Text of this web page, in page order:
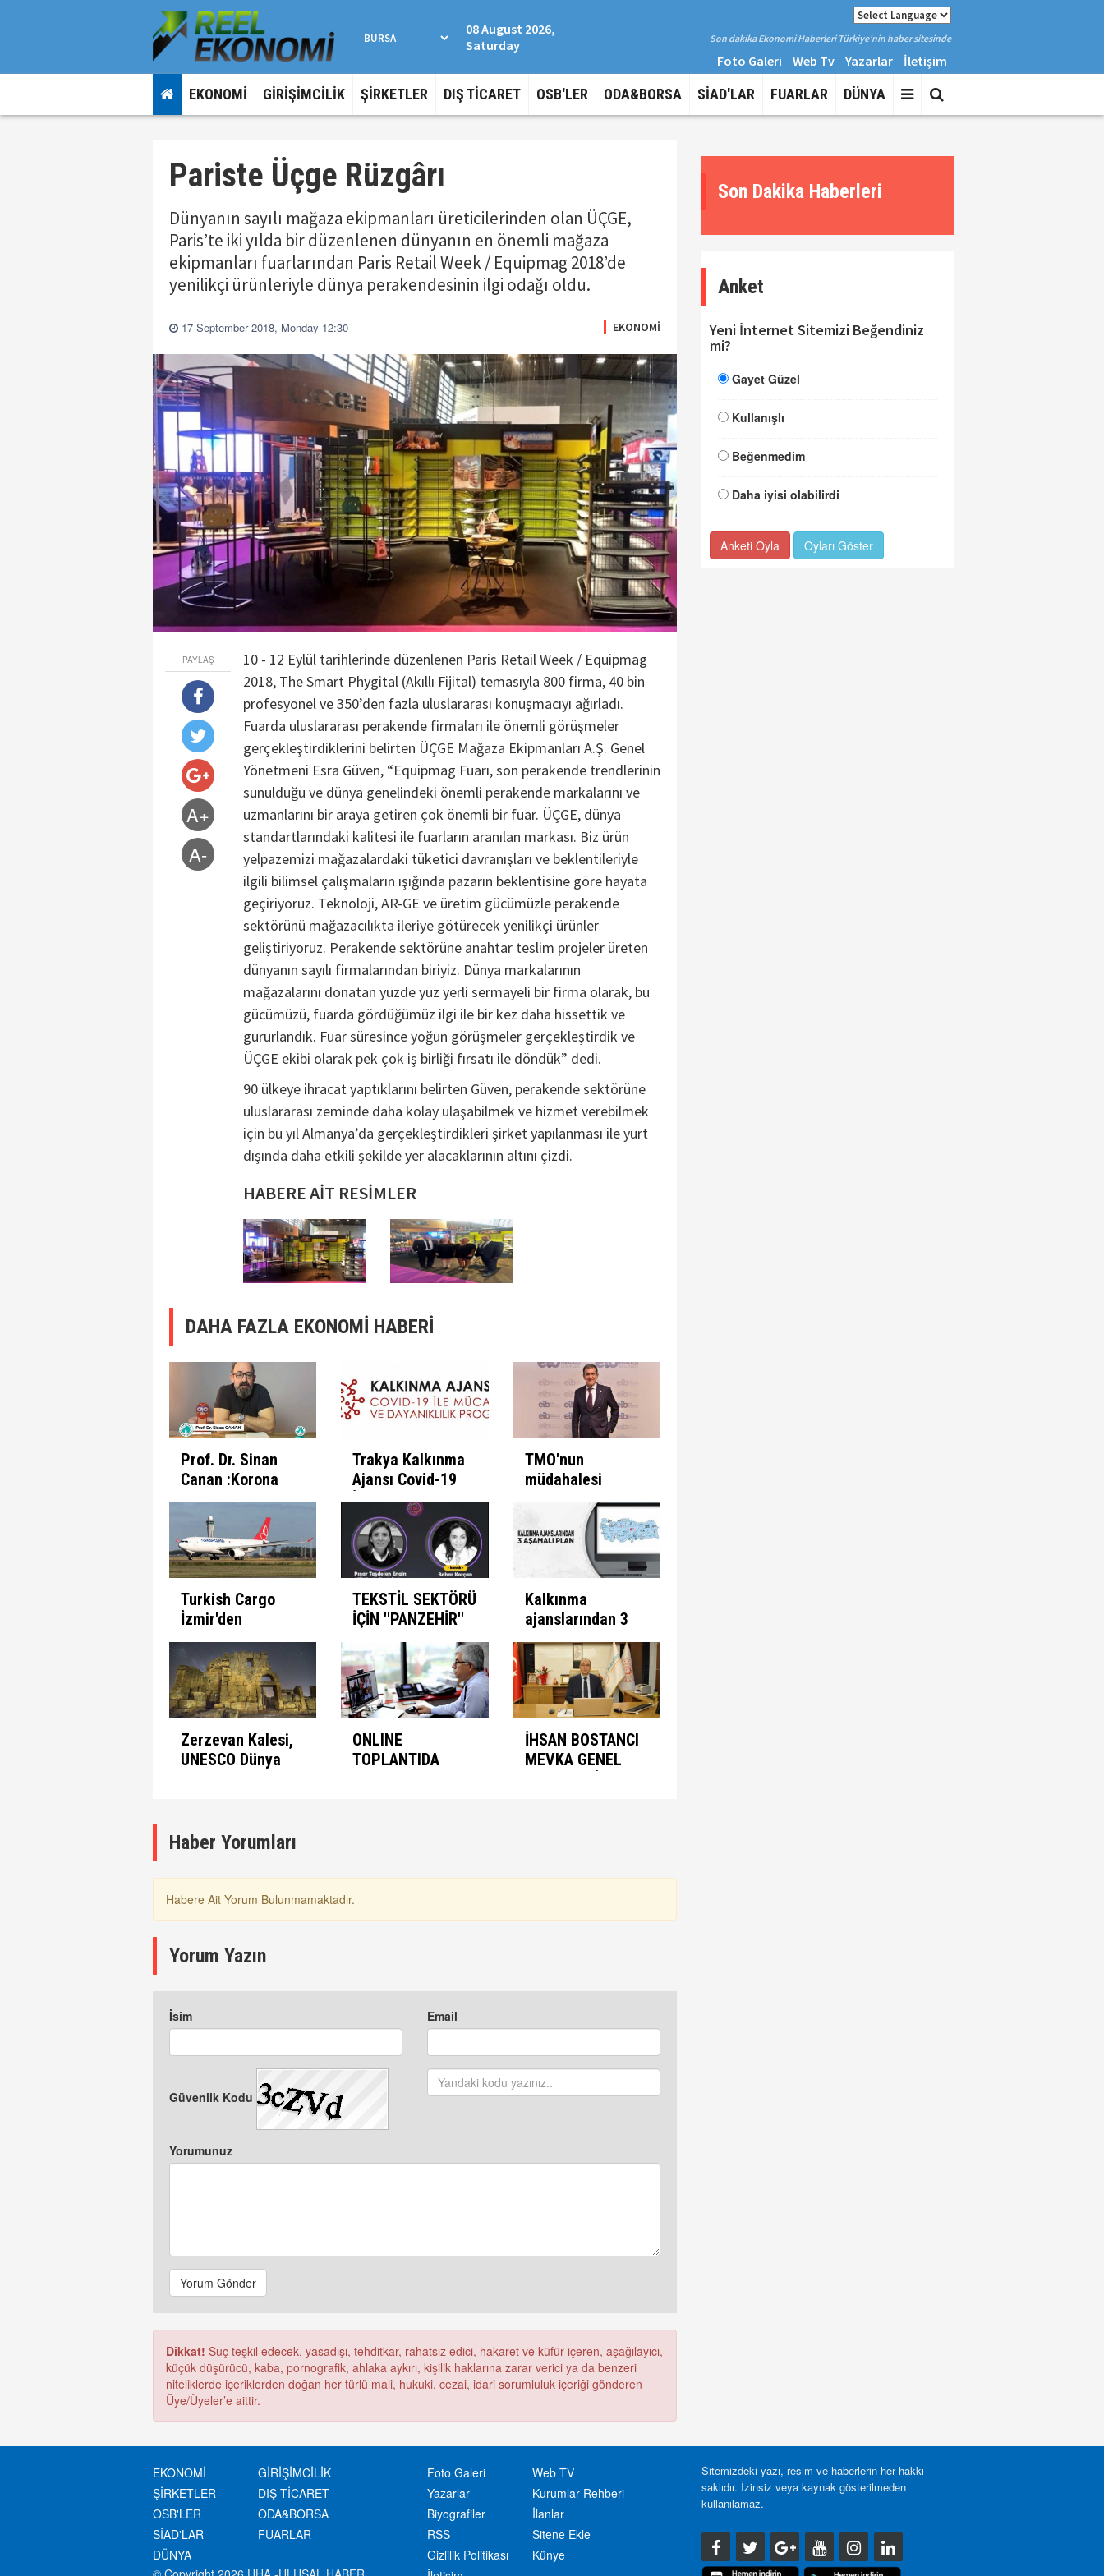
08 August 2026,
Saturday
Son dakika Ekonomi Haberleri Türkiye'nin haber sitesinde
Foto Galeri Web Tv Yazarlar İletişim
EKONOMİ GİRİŞİMCİLİK ŞİRKETLER DIŞ TİCARET OSB'LER ODA&BORSA SİAD'LAR FUARLAR DÜNYA
Pariste Üçge Rüzgârı
Dünyanın sayılı mağaza ekipmanları üreticilerinden olan ÜÇGE,
Paris’te iki yılda bir düzenlenen dünyanın en önemli mağaza
ekipmanları fuarlarından Paris Retail Week / Equipmag 2018’de
yenilikçi ürünleriyle dünya perakendesinin ilgi odağı oldu.
17 September 2018, Monday 12:30 EKONOMİ
PAYLAŞ
A+
A-
10 - 12 Eylül tarihlerinde düzenlenen Paris Retail Week / Equipmag
2018, The Smart Phygital (Akıllı Fijital) temasıyla 800 firma, 40 bin
profesyonel ve 350’den fazla uluslararası konuşmacıyı ağırladı.
Fuarda uluslararası perakende firmaları ile önemli görüşmeler
gerçekleştirdiklerini belirten ÜÇGE Mağaza Ekipmanları A.Ş. Genel
Yönetmeni Esra Güven, “Equipmag Fuarı, son perakende trendlerinin
sunulduğu ve dünya genelindeki önemli perakende markalarını ve
uzmanlarını bir araya getiren çok önemli bir fuar. ÜÇGE, dünya
standartlarındaki kalitesi ile fuarların aranılan markası. Biz ürün
yelpazemizi mağazalardaki tüketici davranışları ve beklentileriyle
ilgili bilimsel çalışmaların ışığında pazarın beklentisine göre hayata
geçiriyoruz. Teknoloji, AR-GE ve üretim gücümüzle perakende
sektörünü mağazacılıkta ileriye götürecek yenilikçi ürünler
geliştiriyoruz. Perakende sektörüne anahtar teslim projeler üreten
dünyanın sayılı firmalarından biriyiz. Dünya markalarının
mağazalarını donatan yüzde yüz yerli sermayeli bir firma olarak, bu
gücümüzü, fuarda gördüğümüz ilgi ile bir kez daha hissettik ve
gururlandık. Fuar süresince yoğun görüşmeler gerçekleştirdik ve
ÜÇGE ekibi olarak pek çok iş birliği fırsatı ile döndük” dedi.
90 ülkeye ihracat yaptıklarını belirten Güven, perakende sektörüne
uluslararası zeminde daha kolay ulaşabilmek ve hizmet verebilmek
için bu yıl Almanya’da gerçekleştirdikleri şirket yapılanması ile yurt
dışında daha etkili şekilde yer alacaklarının altını çizdi.
HABERE AİT RESİMLER
DAHA FAZLA EKONOMİ HABERİ
Prof. Dr. Sinan
Canan :Korona
Günlerinde
İnsanın Fabrika
Ayarları
Trakya Kalkınma
Ajansı Covid-19
İle Mücadele
Programını İlan
Etti
TMO'nun
müdahalesi
kazandırıyor
Turkish Cargo
İzmir'den
seferlerine
başlıyor
TEKSTİL SEKTÖRÜ
İÇİN ''PANZEHİR''
BULUNDU
Kalkınma
ajanslarından 3
aşamalı plan
Zerzevan Kalesi,
UNESCO Dünya
ONLINE
TOPLANTIDA
İHSAN BOSTANCI
MEVKA GENEL
Haber Yorumları
Habere Ait Yorum Bulunmamaktadır.
Yorum Yazın
İsim Email
Güvenlik Kodu
Yorumunuz
Yorum Gönder
Dikkat! Suç teşkil edecek, yasadışı, tehditkar, rahatsız edici, hakaret ve küfür içeren, aşağılayıcı,
küçük düşürücü, kaba, pornografik, ahlaka aykırı, kişilik haklarına zarar verici ya da benzeri
niteliklerde içeriklerden doğan her türlü mali, hukuki, cezai, idari sorumluluk içeriği gönderen
Üye/Üyeler’e aittir.
Son Dakika Haberleri
Anket
Yeni İnternet Sitemizi Beğendiniz
mi?
Gayet Güzel
Kullanışlı
Beğenmedim
Daha iyisi olabilirdi
Anketi Oyla Oyları Göster
EKONOMİ
GİRİŞİMCİLİK
ŞİRKETLER
DIŞ TİCARET
OSB'LER
ODA&BORSA
SİAD'LAR
FUARLAR
DÜNYA
Foto Galeri
Web TV
Yazarlar
Kurumlar Rehberi
Biyografiler
İlanlar
RSS
Sitene Ekle
Gizlilik Politikası
Künye
Sitemizdeki yazı, resim ve haberlerin her hakkı
saklıdır. İzinsiz veya kaynak gösterilmeden
kullanılamaz.